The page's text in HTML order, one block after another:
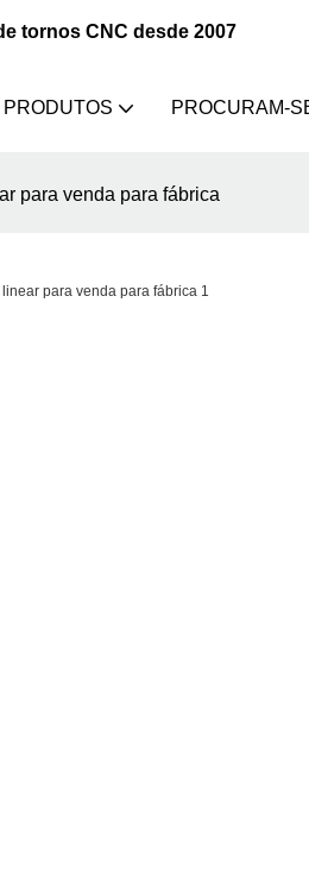
tornos CNC desde 2007
PRODUTOS PROCURAM-
para venda para fábrica